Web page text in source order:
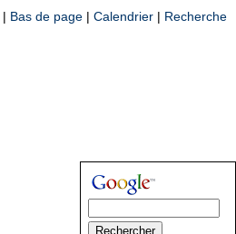
| Bas de page | Calendrier | Recherche